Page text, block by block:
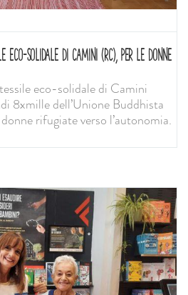
ECO-SOLIDALE DI CAMINI (RC), PER LE DONNE
eco-solidale di Camini
8xmille dell’Unione Buddhista
rifugiate verso l’autonomia.